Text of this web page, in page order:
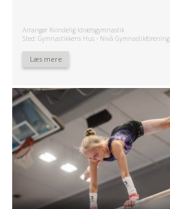
Arrangør Kvindelig Idrætsgymnastik
Sted: Gymnastikkens Hus - Nivå Gymnastikforening
Læs mere